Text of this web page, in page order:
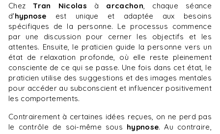
ChezTran Nicolas à arcachon, chaque séance
d'hypnose est unique et adaptée aux besoins
spécifiques de la personne. Le processus commence
par une discussion pour cerner les objectifs et les
attentes. Ensuite, le praticien guide la personne vers un
état de relaxation profonde, où elle reste pleinement
consciente de ce qui se passe. Une fois dans cet état, le
praticien utilise des suggestions et des images mentales
pour accéder au subconscient et influencer positivement
les comportements.
Contrairement à certaines idées reçues, on ne perd pas
le contrôle de soi-même sous hypnose. Au contraire,